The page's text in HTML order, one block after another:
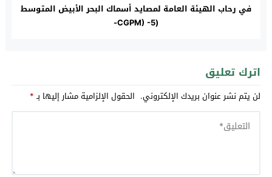
في رحاب الهيئة العامة لمصايد أسماك البحر الأبيض المتوسط
(CGPM) -5-
اترك تعليق
لن يتم نشر عنوان بريدك الإلكتروني. الحقول الإلزامية مشار إليها بـ*